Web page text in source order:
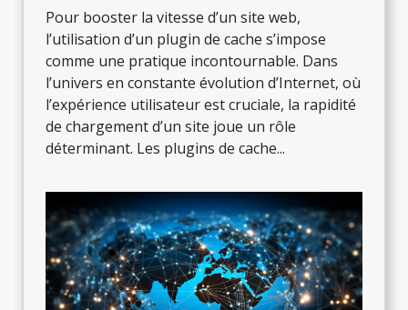
Pour booster la vitesse d’un site web,
l’utilisation d’un plugin de cache s’impose
comme une pratique incontournable. Dans
l’univers en constante évolution d’Internet, où
l’expérience utilisateur est cruciale, la rapidité
de chargement d’un site joue un rôle
déterminant. Les plugins de cache...